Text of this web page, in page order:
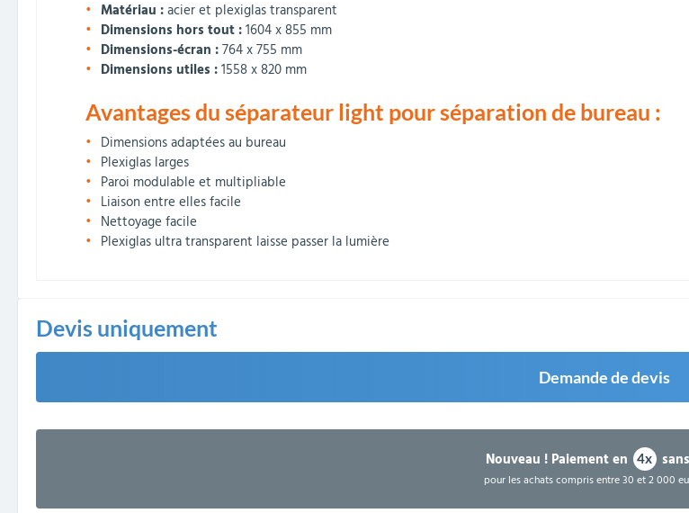
Devis uniquement
Demande de devis
Nouveau !Paiement en 4x
pour les achats compris entre 30 et 2 000
Matériau :acier et plexiglas transparent
Dimensions hors tout :1604 x 855 mm
Dimensions-écran :764 x 755 mm
Dimensions utiles :1558 x 820 mm
Avantages du séparateur light pour séparation de bureau :
Dimensions adaptées au bureau
Plexiglas larges
Paroi modulable et multipliable
Liaison entre elles facile
Nettoyage facile
Plexiglas ultra transparent laisse passer la lumière